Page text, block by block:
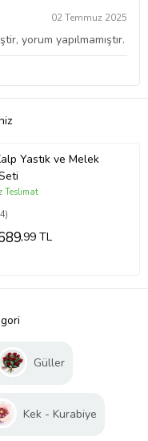
02 Temmuz 2025
yorum yapılmamıştır.
Yastık ve Melek
Teslimat
,99 TL
Güller
Kek - Kurabiye